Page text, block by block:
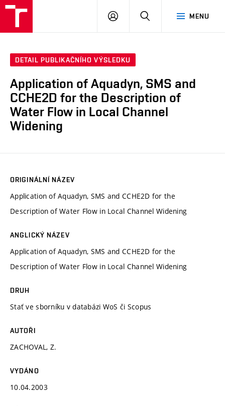
MENU
PŘIHLÁSIT
DETAIL PUBLIKAČNÍHO VÝSLEDKU
Application of Aquadyn, SMS and
CCHE2D for the Description of
Water Flow in Local Channel
Widening
ORIGINÁLNÍ NÁZEV
Application of Aquadyn, SMS and CCHE2D for the
Description of Water Flow in Local Channel Widening
ANGLICKÝ NÁZEV
Application of Aquadyn, SMS and CCHE2D for the
Description of Water Flow in Local Channel Widening
DRUH
Stať ve sborníku v databázi WoS či Scopus
AUTOŘI
ZACHOVAL, Z.
VYDÁNO
10.04.2003